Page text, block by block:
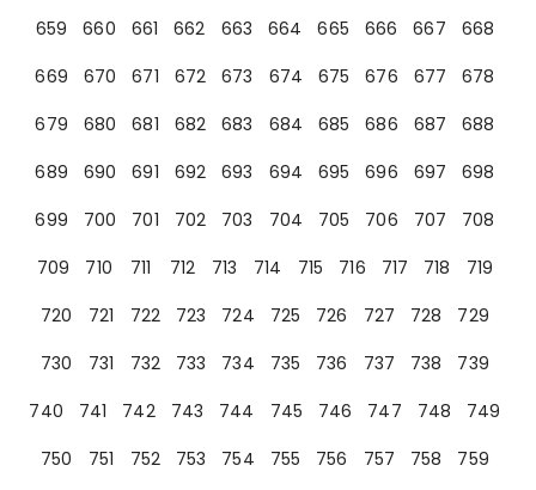
659
660 661 662 663 664 665 666 667
668
669
670 671 672 673 674 675 676 677
678
679
680 681 682 683 684 685 686 687
688
689
690 691 692 693 694 695 696 697
698
699
700 701 702 703 704 705 706 707
708
709
710 711 712 713 714 715 716 717 718
719
720
721 722 723 724 725 726 727 728
729
730
731 732 733 734 735 736 737 738
739
740
741 742 743 744 745 746 747 748
749
750
751 752 753 754 755 756 757 758
759